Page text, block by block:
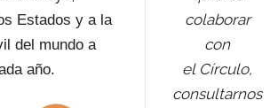
Estados y a la
del mundo a
año.
colaborar
con
el Círculo,
consultarnos